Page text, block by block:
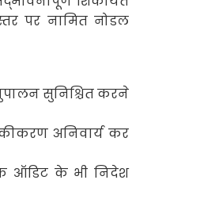
पर नामित नोडल
सुनिश्चित करने
अनिवार्य कर
ऑडिट के भी निदेश